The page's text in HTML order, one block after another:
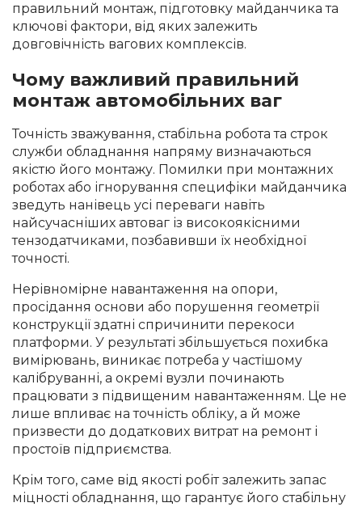
правильний монтаж, підготовку майданчика та
ключові фактори, від яких залежить
довговічність вагових комплексів.
Чому важливий правильний
монтаж автомобільних ваг
Точність зважування, стабільна робота та строк
служби обладнання напряму визначаються
якістю його монтажу. Помилки при монтажних
роботах або ігнорування специфіки майданчика
зведуть нанівець усі переваги навіть
найсучасніших автоваг із високоякісними
тензодатчиками, позбавивши їх необхідної
точності.
Нерівномірне навантаження на опори,
просідання основи або порушення геометрії
конструкції здатні спричинити перекоси
платформи. У результаті збільшується похибка
вимірювань, виникає потреба у частішому
калібруванні, а окремі вузли починають
працювати з підвищеним навантаженням. Це не
лише впливає на точність обліку, а й може
призвести до додаткових витрат на ремонт і
простоїв підприємства.
Крім того, саме від якості робіт залежить запас
міцності обладнання, що гарантує його стабільну